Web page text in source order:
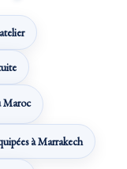
Maroc
à Marrakech